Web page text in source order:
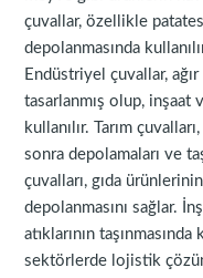
çuvallar, özellikle
depolanmasında
Endüstriyel çuvallar,
tasarlanmış olup,
kullanılır. Tarım
sonra depolamaları ve
çuvalları, gıda
depolanmasını sağlar.
atıklarının
sektörlerde lojistik